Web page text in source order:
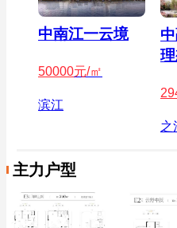
中南江一云境
50000元/㎡
滨江
之
主力户型